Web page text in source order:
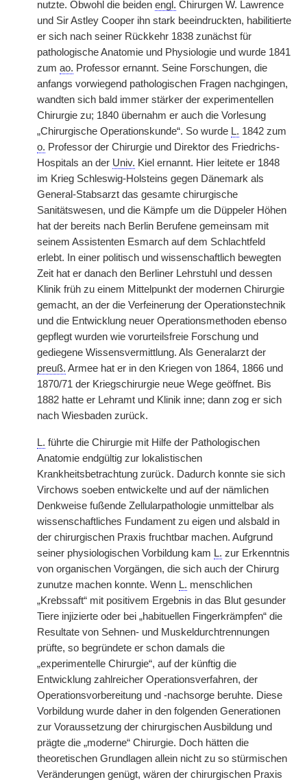
nutzte. Obwohl die beiden engl. Chirurgen W. Lawrence
und Sir Astley Cooper ihn stark beeindruckten, habilitierte
er sich nach seiner Rückkehr 1838 zunächst für
pathologische Anatomie und Physiologie und wurde 1841
zum ao. Professor ernannt. Seine Forschungen, die
anfangs vorwiegend pathologischen Fragen nachgingen,
wandten sich bald immer stärker der experimentellen
Chirurgie zu; 1840 übernahm er auch die Vorlesung
„Chirurgische Operationskunde“. So wurde L. 1842 zum
o. Professor der Chirurgie und Direktor des Friedrichs-
Hospitals an der Univ. Kiel ernannt. Hier leitete er 1848
im Krieg Schleswig-Holsteins gegen Dänemark als
General-Stabsarzt das gesamte chirurgische
Sanitätswesen, und die Kämpfe um die Düppeler Höhen
hat der bereits nach Berlin Berufene gemeinsam mit
seinem Assistenten Esmarch auf dem Schlachtfeld
erlebt. In einer politisch und wissenschaftlich bewegten
Zeit hat er danach den Berliner Lehrstuhl und dessen
Klinik früh zu einem Mittelpunkt der modernen Chirurgie
gemacht, an der die Verfeinerung der Operationstechnik
und die Entwicklung neuer Operationsmethoden ebenso
gepflegt wurden wie vorurteilsfreie Forschung und
gediegene Wissensvermittlung. Als Generalarzt der
preuß. Armee hat er in den Kriegen von 1864, 1866 und
1870/71 der Kriegschirurgie neue Wege geöffnet. Bis
1882 hatte er Lehramt und Klinik inne; dann zog er sich
nach Wiesbaden zurück.
L. führte die Chirurgie mit Hilfe der Pathologischen
Anatomie endgültig zur lokalistischen
Krankheitsbetrachtung zurück. Dadurch konnte sie sich
Virchows soeben entwickelte und auf der nämlichen
Denkweise fußende Zellularpathologie unmittelbar als
wissenschaftliches Fundament zu eigen und alsbald in
der chirurgischen Praxis fruchtbar machen. Aufgrund
seiner physiologischen Vorbildung kam L. zur Erkenntnis
von organischen Vorgängen, die sich auch der Chirurg
zunutze machen konnte. Wenn L. menschlichen
„Krebssaft“ mit positivem Ergebnis in das Blut gesunder
Tiere injizierte oder bei „habituellen Fingerkrämpfen“ die
Resultate von Sehnen- und Muskeldurchtrennungen
prüfte, so begründete er schon damals die
„experimentelle Chirurgie“, auf der künftig die
Entwicklung zahlreicher Operationsverfahren, der
Operationsvorbereitung und -nachsorge beruhte. Diese
Vorbildung wurde daher in den folgenden Generationen
zur Voraussetzung der chirurgischen Ausbildung und
prägte die „moderne“ Chirurgie. Doch hätten die
theoretischen Grundlagen allein nicht zu so stürmischen
Veränderungen genügt, wären der chirurgischen Praxis